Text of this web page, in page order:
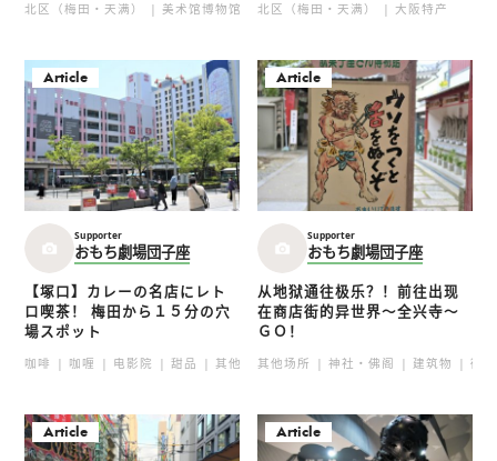
北区（梅田・天满） 美术馆博物馆 美术馆・博物馆
北区（梅田・天满） 大阪特产
Article
Supporter
おもち劇場団子座
【塚口】カレーの名店にレト
ロ喫茶！ 梅田から１５分の穴
場スポット
咖啡 咖喱 电影院 甜品 其他场所 西餐 街头漫步
Article
Supporter
おもち劇場団子座
从地狱通往极乐？！前往出现
在商店街的异世界～全兴寺～
ＧＯ！
其他场所 神社・佛阁 建筑物 街
Article Article